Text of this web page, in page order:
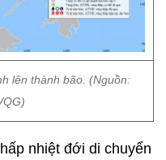
lên thành bão. (Nguồn:
nhiệt đới di chuyển